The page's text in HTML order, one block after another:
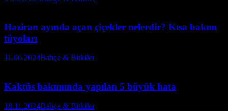
Haziran ayında açan çiçekler nelerdir? Kısa bakım
tüyoları
11.06.2024Bahçe & Bitkiler
Kaktüs bakımında yapılan 5 büyük hata
18.11.2024Bahçe & Bitkiler